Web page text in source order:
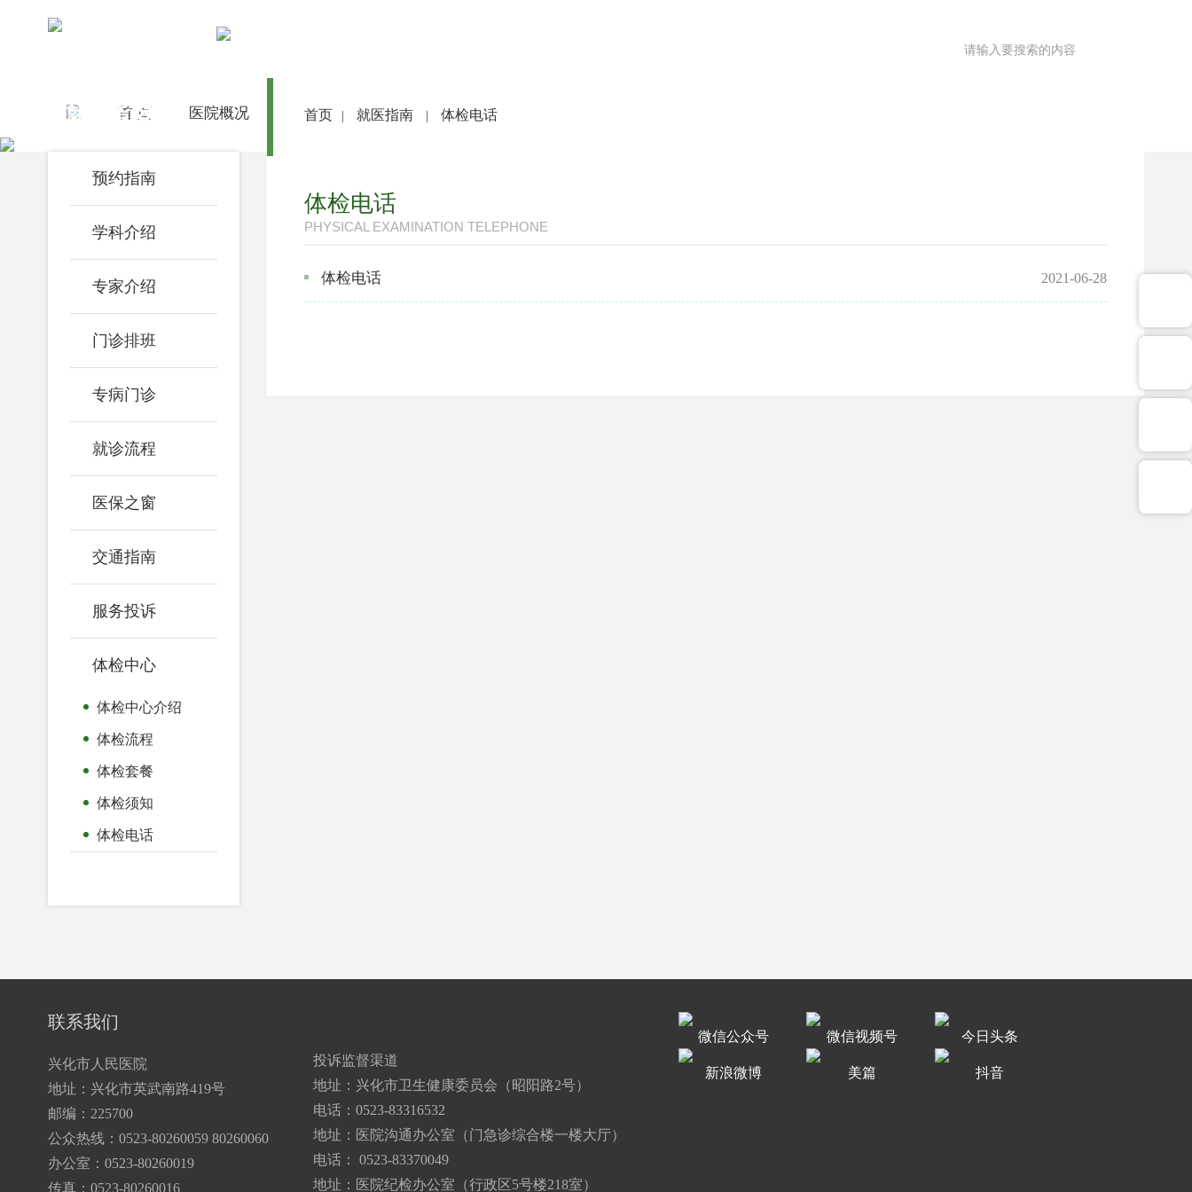
首 页 医院概况 医院动态 党建文化 就医指南
就医指南
预约指南
学科介绍
专家介绍
门诊排班
专病门诊
就诊流程
医保之窗
交通指南
服务投诉
体检中心
体检中心介绍
体检流程
体检套餐
体检须知
体检电话
首页 就医指南 体检电话
体检电话
PHYSICAL EXAMINATION TELEPHONE
体检电话 2021-06-28
联系我们
兴化市人民医院
地址：兴化市英武南路419号
邮编：225700
公众热线：0523-80260059 80260060
办公室：0523-80260019
传真：0523-80260016
投诉监督渠道
地址：兴化市卫生健康委员会（昭阳路2号）
电话：0523-83316532
地址：医院沟通办公室（门急诊综合楼一楼大厅）
电话： 0523-83370049
地址：医院纪检办公室（行政区5号楼218室）
微信公众号 微信视频号 今日头条
新浪微博 美篇 抖音